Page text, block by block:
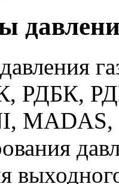
давления
РДБК,
MADAS,